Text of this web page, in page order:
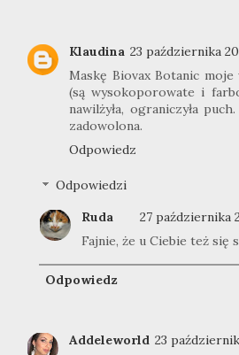
Klaudina 23 października
Maskę Biovax Botanic moje
(są wysokoporowate i
nawilżyła, ograniczyła
zadowolona.
Odpowiedz
Odpowiedzi
Ruda
27 października
Fajnie, że u Ciebie też się
Odpowiedz
Addeleworld 23